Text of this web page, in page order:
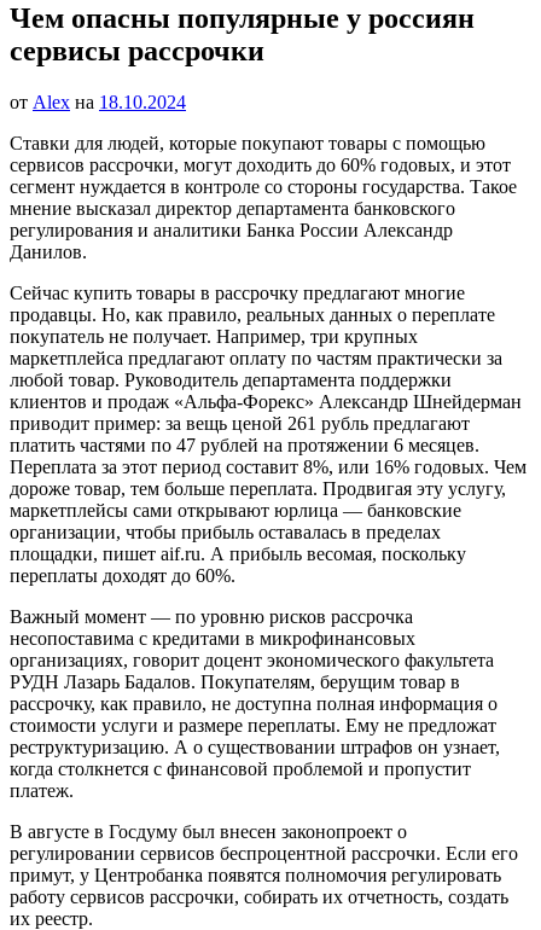
Чем опасны популярные у россиян
сервисы рассрочки
от Alex на 18.10.2024
Ставки для людей, которые покупают товары с помощью
сервисов рассрочки, могут доходить до 60% годовых, и этот
сегмент нуждается в контроле со стороны государства. Такое
мнение высказал директор департамента банковского
регулирования и аналитики Банка России Александр
Данилов.
Сейчас купить товары в рассрочку предлагают многие
продавцы. Но, как правило, реальных данных о переплате
покупатель не получает. Например, три крупных
маркетплейса предлагают оплату по частям практически за
любой товар. Руководитель департамента поддержки
клиентов и продаж «Альфа-Форекс» Александр Шнейдерман
приводит пример: за вещь ценой 261 рубль предлагают
платить частями по 47 рублей на протяжении 6 месяцев.
Переплата за этот период составит 8%, или 16% годовых. Чем
дороже товар, тем больше переплата. Продвигая эту услугу,
маркетплейсы сами открывают юрлица — банковские
организации, чтобы прибыль оставалась в пределах
площадки, пишет aif.ru. А прибыль весомая, поскольку
переплаты доходят до 60%.
Важный момент — по уровню рисков рассрочка
несопоставима с кредитами в микрофинансовых
организациях, говорит доцент экономического факультета
РУДН Лазарь Бадалов. Покупателям, берущим товар в
рассрочку, как правило, не доступна полная информация о
стоимости услуги и размере переплаты. Ему не предложат
реструктуризацию. А о существовании штрафов он узнает,
когда столкнется с финансовой проблемой и пропустит
платеж.
В августе в Госдуму был внесен законопроект о
регулировании сервисов беспроцентной рассрочки. Если его
примут, у Центробанка появятся полномочия регулировать
работу сервисов рассрочки, собирать их отчетность, создать
их реестр.